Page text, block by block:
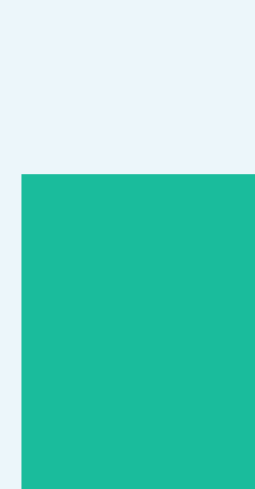
Sommergefahren
bringen Erste